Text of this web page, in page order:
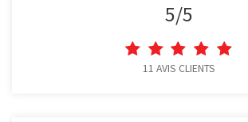
5/5
11 AVIS CLIENTS